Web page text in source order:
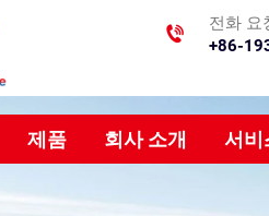
전화 요
+86-
제품 회사 소개 서비